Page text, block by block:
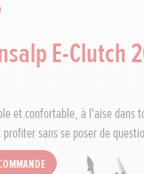
E-Clutch
et confortable, à l'aise dans
sans se poser de